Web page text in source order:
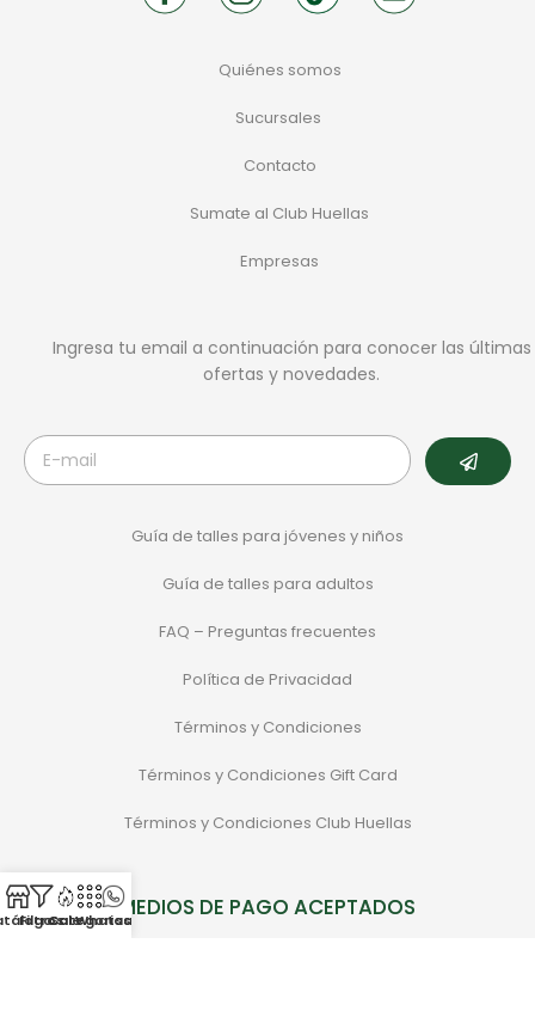
Quiénes somos
Sucursales
Contacto
Sumate al Club Huellas
Empresas
Ingresa tu email a continuación para conocer las últimas
ofertas y novedades.
Guía de talles para jóvenes y niños
Guía de talles para adultos
FAQ – Preguntas frecuentes
Política de Privacidad
Términos y Condiciones
Términos y Condiciones Gift Card
Términos y Condiciones Club Huellas
MEDIOS DE PAGO ACEPTADOS
FiltrosSale
Categorias
Whatsapp